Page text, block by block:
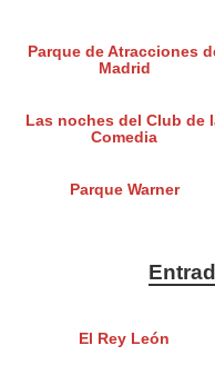
Parque de Atracciones
Madrid
Las noches del Club de
Comedia
Parque Warner
El Rey León